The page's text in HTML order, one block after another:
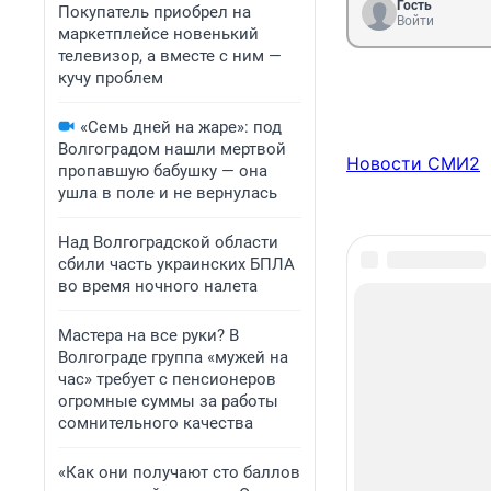
Покупатель приобрел на
маркетплейсе новенький
телевизор, а вместе с ним —
кучу проблем
«Семь дней на жаре»: под
Волгоградом нашли мертвой
пропавшую бабушку — она
ушла в поле и не вернулась
Над Волгоградской области
сбили часть украинских БПЛА
во время ночного налета
Мастера на все руки? В
Волгограде группа «мужей на
час» требует с пенсионеров
огромные суммы за работы
сомнительного качества
«Как они получают сто баллов
Гость
Войти
Новости СМИ2